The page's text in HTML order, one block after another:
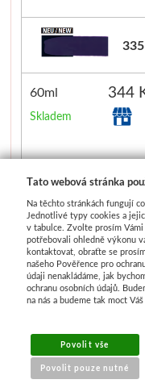
60ml 344
Skladem
60ml 344
Skladem
Tato webová stránka
Na těchto stránkách fungují
Jednotlivé typy cookies a
v tabulce. Zvolte prosím
potřebovali ohledně výkonu
kontaktovat, obraťte se
našeho Pověřence pro
údaji nenakládáme, jak
ochranu osobních údajů.
na nás a budeme tak moct
Povolit vše
Povolit pouze nutné